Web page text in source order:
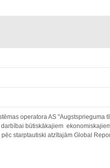
operatora AS "Augstsprieguma
būtiskākajiem
starptautiski atzītajām Global